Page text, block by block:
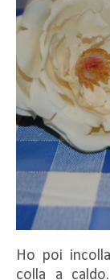
Ho poi
colla a